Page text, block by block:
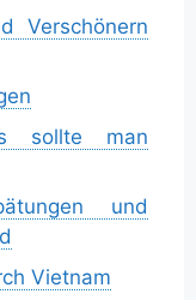
Verschönern
sollte man
und
Vietnam